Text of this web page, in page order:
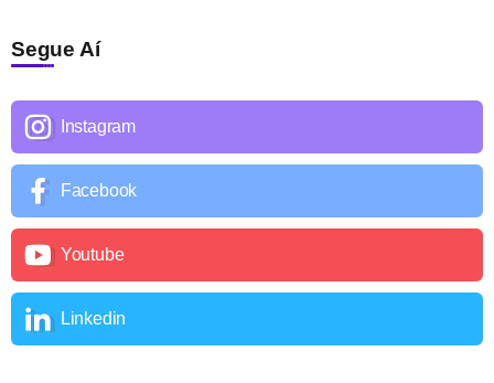
Segue Aí
Instagram
Facebook
Youtube
Linkedin